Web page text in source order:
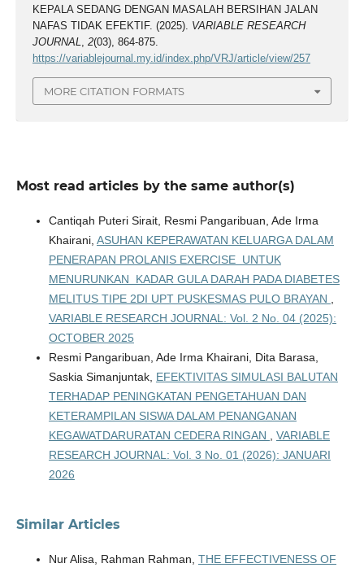
KEPALA SEDANG DENGAN MASALAH BERSIHAN JALAN
NAFAS TIDAK EFEKTIF. (2025). VARIABLE RESEARCH
JOURNAL
2(03), 864-875.
https://variablejournal.my.id/index.php/VRJ/article/view/257
MORE CITATION FORMATS
Most read articles by the same author(s)
Cantiqah Puteri Sirait, Resmi Pangaribuan, Ade Irma
Khairani, ASUHAN KEPERAWATAN KELUARGA DALAM
PENERAPAN PROLANIS EXERCISE UNTUK
MENURUNKAN KADAR GULA DARAH PADA DIABETES
MELITUS TIPE 2DI UPT PUSKESMAS PULO BRAYAN ,
VARIABLE RESEARCH JOURNAL: Vol. 2 No. 04 (2025):
OCTOBER 2025
Resmi Pangaribuan, Ade Irma Khairani, Dita Barasa,
Saskia Simanjuntak, EFEKTIVITAS SIMULASI BALUTAN
TERHADAP PENINGKATAN PENGETAHUAN DAN
KETERAMPILAN SISWA DALAM PENANGANAN
KEGAWATDARURATAN CEDERA RINGAN , VARIABLE
RESEARCH JOURNAL: Vol. 3 No. 01 (2026): JANUARI
2026
Similar Articles
Nur Alisa, Rahman Rahman, THE EFFECTIVENESS OF